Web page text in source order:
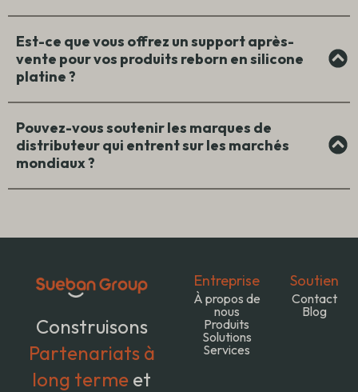
Est-ce que vous offrez un support après-
vente pour vos produits reborn en silicone
platine ?
Pouvez-vous soutenir les marques de
distributeur qui entrent sur les marchés
mondiaux ?
Construisons
Partenariats à
long terme et
Entreprise
À propos de
nous
Produits
Solutions
Services
Soutien
Contact
Blog